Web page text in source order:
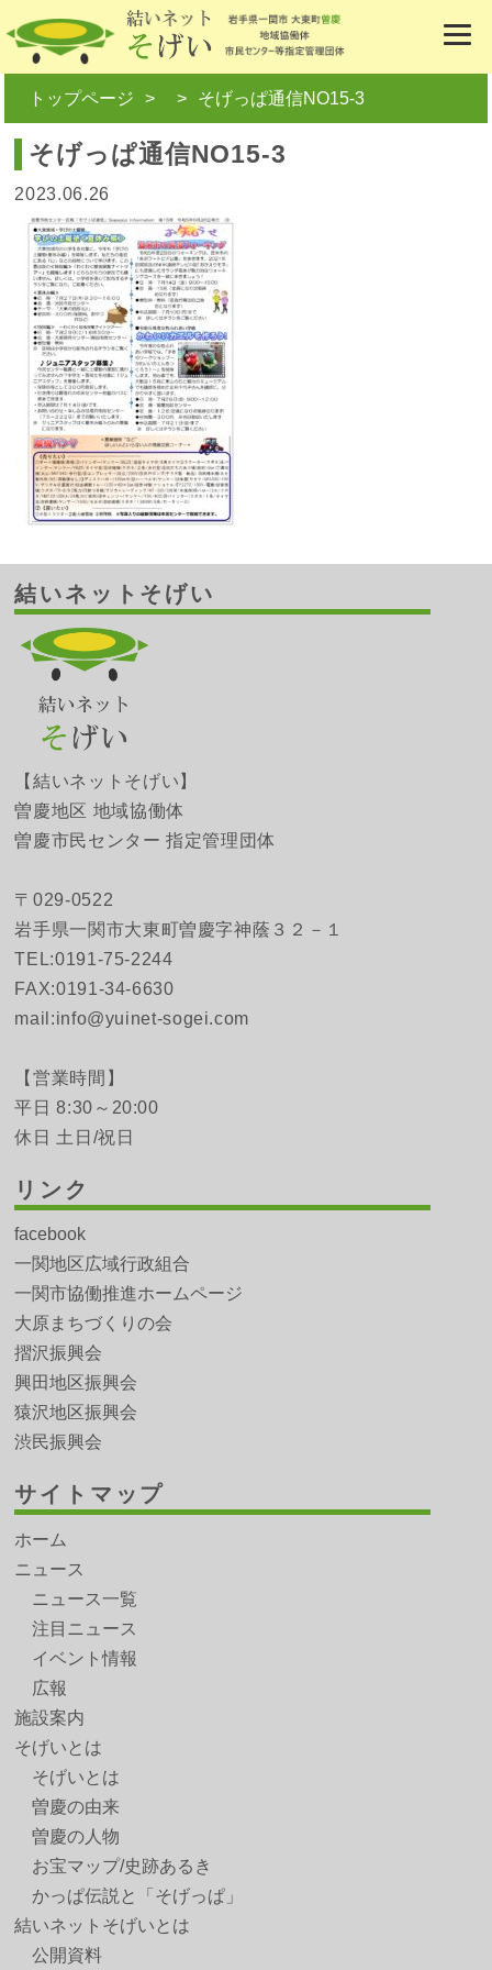
トップページ そげっぱ通信NO15-3
そげっぱ通信NO15-3
2023.06.26
結いネットそげい
【結いネットそげい】
曽慶地区 地域協働体
曽慶市民センター 指定管理団体
〒029-0522
岩手県一関市大東町曽慶字神蔭３２－１
TEL:0191-75-2244
FAX:0191-34-6630
mail:info@yuinet-sogei.com
【営業時間】
平日 8:30～20:00
休日 土日/祝日
リンク
facebook
一関地区広域行政組合
一関市協働推進ホームページ
大原まちづくりの会
摺沢振興会
興田地区振興会
猿沢地区振興会
渋民振興会
サイトマップ
ホーム
ニュース
ニュース一覧
注目ニュース
イベント情報
広報
施設案内
そげいとは
そげいとは
曽慶の由来
曽慶の人物
お宝マップ/史跡あるき
かっぱ伝説と「そげっぱ」
結いネットそげいとは
公開資料